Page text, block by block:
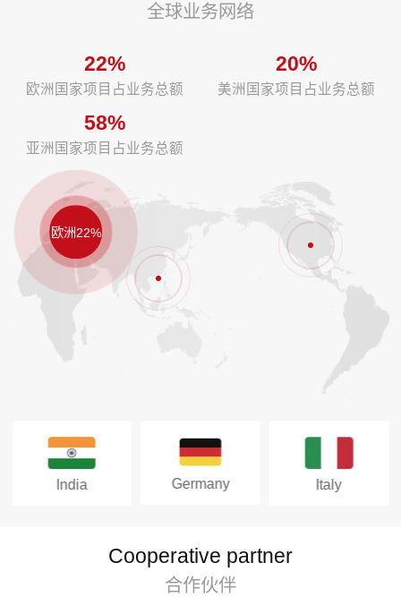
全球业务网络
22%
欧洲国家项目占业务总额
20%
美洲国家项目占业务总额
58%
亚洲国家项目占业务总额
欧洲22%
India Germany Italy
Cooperative partner
合作伙伴